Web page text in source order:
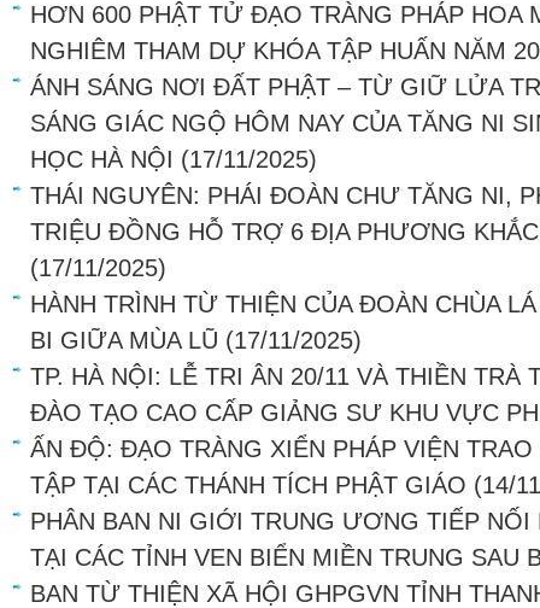
HƠN 600 PHẬT TỬ ĐẠO TRÀNG PHÁP HOA
NGHIÊM THAM DỰ KHÓA TẬP HUẤN NĂM
ÁNH SÁNG NƠI ĐẤT PHẬT – TỪ GIỮ LỬA
SÁNG GIÁC NGỘ HÔM NAY CỦA TĂNG NI
HỌC HÀ NỘI (17/11/2025)
THÁI NGUYÊN: PHÁI ĐOÀN CHƯ TĂNG NI,
TRIỆU ĐỒNG HỖ TRỢ 6 ĐỊA PHƯƠNG
(17/11/2025)
HÀNH TRÌNH TỪ THIỆN CỦA ĐOÀN CHÙA
BI GIỮA MÙA LŨ (17/11/2025)
TP. HÀ NỘI: LỄ TRI ÂN 20/11 VÀ THIỀN TRÀ
ĐÀO TẠO CAO CẤP GIẢNG SƯ KHU VỰC
ẤN ĐỘ: ĐẠO TRÀNG XIỂN PHÁP VIỆN
TẬP TẠI CÁC THÁNH TÍCH PHẬT GIÁO (14/
PHÂN BAN NI GIỚI TRUNG ƯƠNG TIẾP
TẠI CÁC TỈNH VEN BIỂN MIỀN TRUNG SAU
BAN TỪ THIỆN XÃ HỘI GHPGVN TỈNH